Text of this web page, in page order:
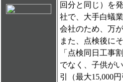
回分と同じ）を
社で、大手白蟻
会社のため、万
また、点検後に
「点検同日工事
でなく、子供が
引（最大15,000